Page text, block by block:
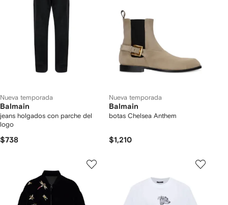
Nueva temporada
Balmain
jeans holgados con parche del
logo
$738
Nueva temporada
Balmain
botas Chelsea Anthem
$1,210